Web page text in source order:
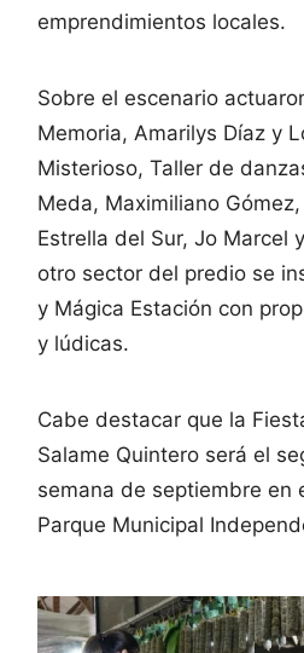
emprendimientos locales.
Sobre el escenario
Memoria, Amarilys Díaz y
Misterioso, Taller de
Meda, Maximiliano
Estrella del Sur, Jo Marcel
otro sector del predio se
y Mágica Estación con
y lúdicas.
Cabe destacar que la
Salame Quintero será el
semana de septiembre en
Parque Municipal